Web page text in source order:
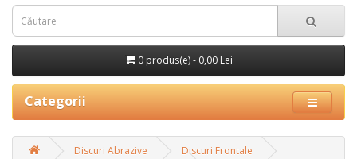
0 produs(e) - 0,00 Lei
Categorii
Discuri Abrazive
Discuri Frontale